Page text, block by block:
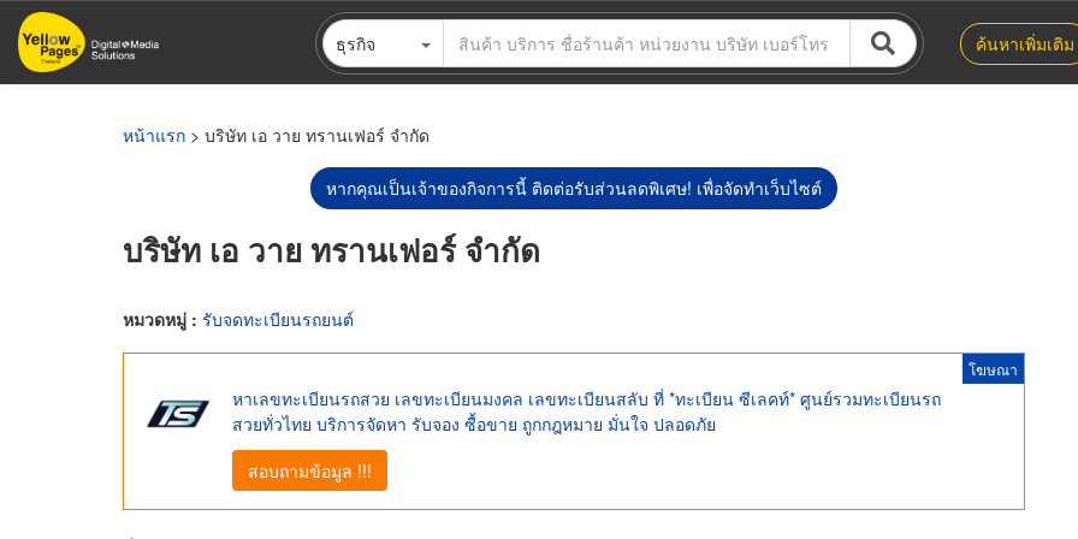
ข้าม
ไป
ธุรกิจ ค้นหาเพิ่มเติม
หน้าแรก > บริษัท เอ วาย ทรานเฟอร์ จำกัด
หากคุณเป็นเจ้าของกิจการนี้ ติดต่อรับส่วนลดพิเศษ! เพื่อจัดทำเว็บไซต์
บริษัท เอ วาย ทรานเฟอร์ จำกัด
หมวดหมู่ : รับจดทะเบียนรถยนต์
โฆษณา
หาเลขทะเบียนรถสวย เลขทะเบียนมงคล เลขทะเบียนสลับ ที่ *ทะเบียน ซีเลคท์* ศูนย์รวมทะเบียนรถ
สวยทั่วไทย บริการจัดหา รับจอง ซื้อขาย ถูกกฎหมาย มั่นใจ ปลอดภัย
สอบถามข้อมูล !!!